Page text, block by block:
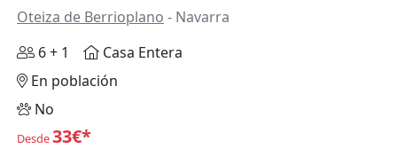
Oteiza de Berrioplano - Navarra
6 + 1
Casa Entera
En población
No
Desde33€*